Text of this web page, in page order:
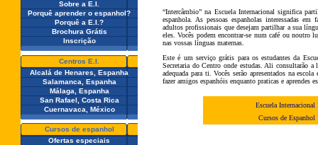
Sobre a E.I.
Porquê aprender o espanhol?
Porquê a E.I.?
Brochura Grátis
Inscrição
Centros E.I.
Alcalá de Henares, Espanha
Salamanca, Espanha
Málaga, Espanha
San Rafael, Costa Rica
Cuernavaca, México
Cursos de espanhol
Ofertas especiais
“Intercâmbio” na Escuela Internacional significa
espanhola. As pessoas espanholas interessadas
adultos profissionais que desejam partilhar a sua
eles. Vocês podem encontrar-se num café ou noutro
nas vossas línguas maternas.
Este é um serviço grátis para os estudantes da
Secretaria do Centro onde estudas. Ali consultarão a
adequada para ti. Vocês serão apresentados na
fazer amigos espanhóis enquanto praticas e aprendes
Escuela
Cursos de Espanhol